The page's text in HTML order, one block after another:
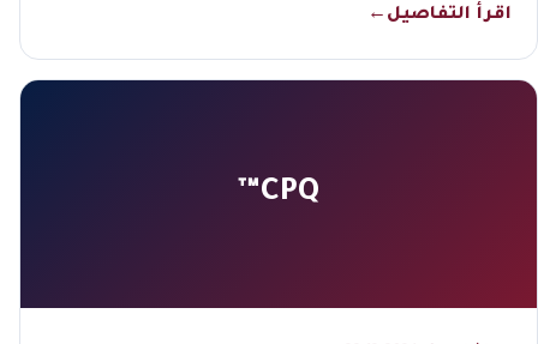
اقرأ التفاصيل ←
CPQ™